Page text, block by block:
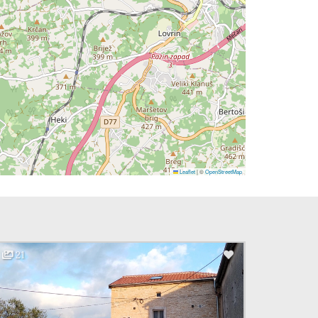
Leaflet|©OpenStreetMap
21